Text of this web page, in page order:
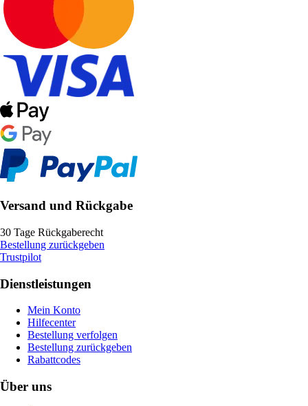
Versand und Rückgabe
30 Tage Rückgaberecht
Bestellung zurückgeben
Trustpilot
Dienstleistungen
Mein Konto
Hilfecenter
Bestellung verfolgen
Bestellung zurückgeben
Rabattcodes
Über uns